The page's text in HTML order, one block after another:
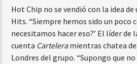
Hot Chip no se vendió con la idea
Hits. “Siempre hemos sido un poco
necesitamos hacer eso?’ El líder de
cuenta Carteleramientras chatea
Londres del grupo. “Supongo que